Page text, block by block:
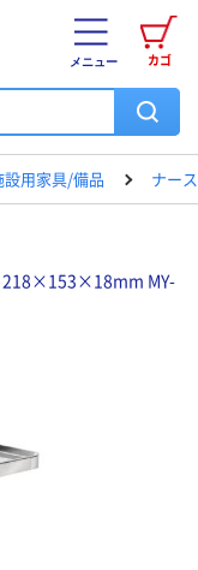
カゴ
メニュー
設用家具/備品 ナー
218×153×18mm MY-